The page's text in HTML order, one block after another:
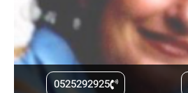
0525292925